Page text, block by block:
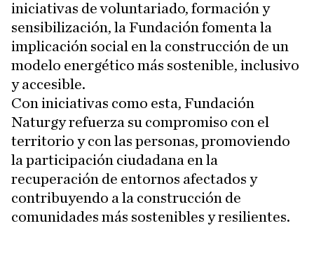
iniciativas de voluntariado, formación y
sensibilización, la Fundación fomenta la
implicación social en la construcción de un
modelo energético más sostenible, inclusivo
y accesible.
Con iniciativas como esta, Fundación
Naturgy refuerza su compromiso con el
territorio y con las personas, promoviendo
la participación ciudadana en la
recuperación de entornos afectados y
contribuyendo a la construcción de
comunidades más sostenibles y resilientes.